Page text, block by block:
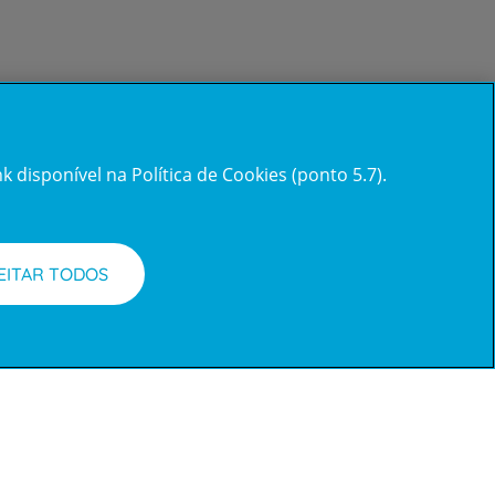
disponível na Política de Cookies (ponto 5.7).
TODOS